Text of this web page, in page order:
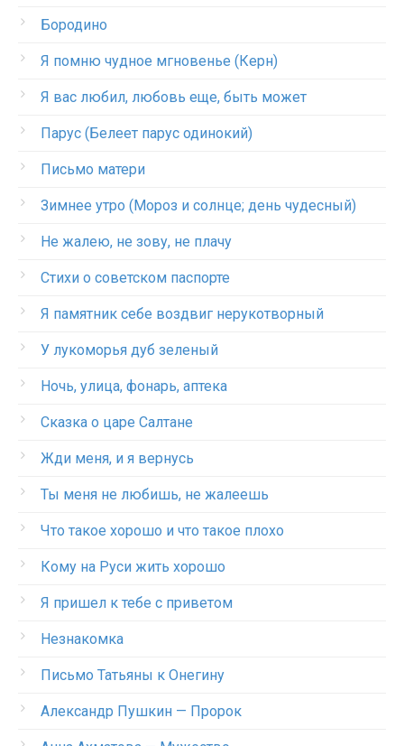
Бородино
Я помню чудное мгновенье (Керн)
Я вас любил, любовь еще, быть может
Парус (Белеет парус одинокий)
Письмо матери
Зимнее утро (Мороз и солнце; день чудесный)
Не жалею, не зову, не плачу
Стихи о советском паспорте
Я памятник себе воздвиг нерукотворный
У лукоморья дуб зеленый
Ночь, улица, фонарь, аптека
Сказка о царе Салтане
Жди меня, и я вернусь
Ты меня не любишь, не жалеешь
Что такое хорошо и что такое плохо
Кому на Руси жить хорошо
Я пришел к тебе с приветом
Незнакомка
Письмо Татьяны к Онегину
Александр Пушкин — Пророк